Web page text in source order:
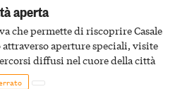
aperta
che permette di riscoprire Casale
aperture speciali, visite
diffusi nel cuore della città